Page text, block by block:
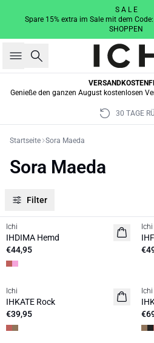
S A L E
Spare 15% extra im Sale mit dem Code:
SHOPPEN
Suche
Genieße den ganzen August kostenlosen
30 TAGE
Startseite Sora Maeda
Sora Maeda
Filter
NEUHEIT
Ichi
IHDIMA Hemd
€44,95
Ichi
NEUHEIT
Ichi
IHKATE Rock
€39,95
Ichi